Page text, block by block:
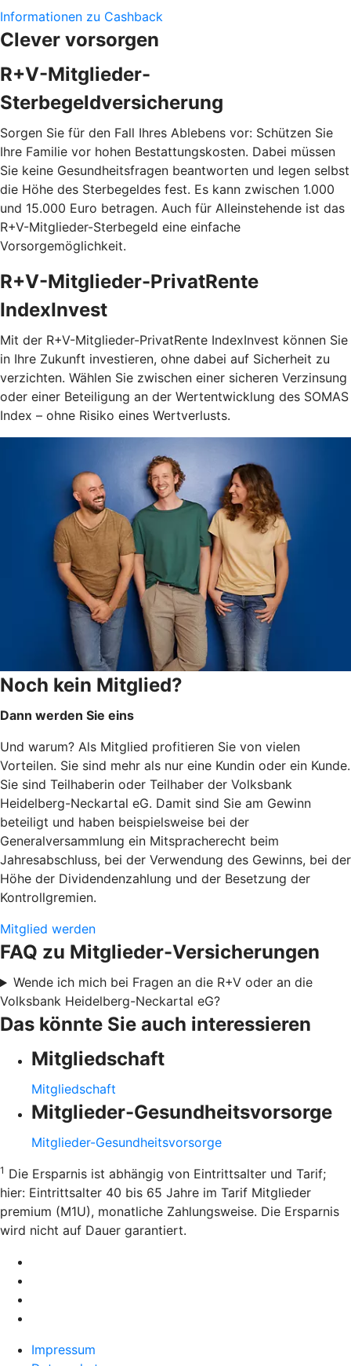
Informationen zu Cashback
Clever vorsorgen
R+V-Mitglieder-
Sterbegeldversicherung
Sorgen Sie für den Fall Ihres Ablebens vor: Schützen Sie
Ihre Familie vor hohen Bestattungskosten. Dabei müssen
Sie keine Gesundheitsfragen beantworten und legen selbst
die Höhe des Sterbegeldes fest. Es kann zwischen 1.000
und 15.000 Euro betragen. Auch für Alleinstehende ist das
R+V-Mitglieder-Sterbegeld eine einfache
Vorsorgemöglichkeit.
R+V-Mitglieder-PrivatRente
IndexInvest
Mit der R+V-Mitglieder-PrivatRente IndexInvest können Sie
in Ihre Zukunft investieren, ohne dabei auf Sicherheit zu
verzichten. Wählen Sie zwischen einer sicheren Verzinsung
oder einer Beteiligung an der Wertentwicklung des SOMAS
Index – ohne Risiko eines Wertverlusts.
Noch kein Mitglied?
Dann werden Sie eins
Und warum? Als Mitglied profitieren Sie von vielen
Vorteilen. Sie sind mehr als nur eine Kundin oder ein Kunde.
Sie sind Teilhaberin oder Teilhaber der Volksbank
Heidelberg-Neckartal eG. Damit sind Sie am Gewinn
beteiligt und haben beispielsweise bei der
Generalversammlung ein Mitspracherecht beim
Jahresabschluss, bei der Verwendung des Gewinns, bei der
Höhe der Dividendenzahlung und der Besetzung der
Kontrollgremien.
Mitglied werden
FAQ zu Mitglieder-Versicherungen
Wende ich mich bei Fragen an die R+V oder an die
Volksbank Heidelberg-Neckartal eG?
Das könnte Sie auch interessieren
Mitgliedschaft
Mitgliedschaft
Mitglieder-Gesundheitsvorsorge
Mitglieder-Gesundheitsvorsorge
1 Die Ersparnis ist abhängig von Eintrittsalter und Tarif;
hier: Eintrittsalter 40 bis 65 Jahre im Tarif Mitglieder
premium (M1U), monatliche Zahlungsweise. Die Ersparnis
wird nicht auf Dauer garantiert.
Impressum